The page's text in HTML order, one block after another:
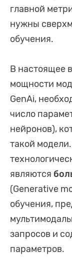
главной
нужны
обучения.
В настоящее
мощности
GenAi,
число
нейронов),
такой
являются
(Generative
обучения,
запросов и
параметров.